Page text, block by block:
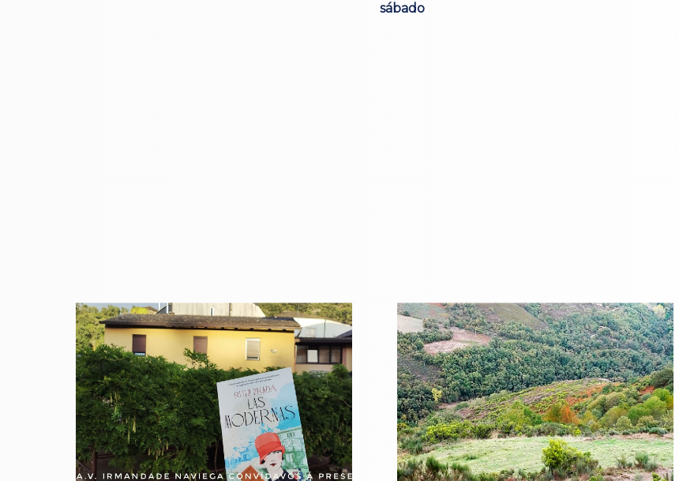
sábado